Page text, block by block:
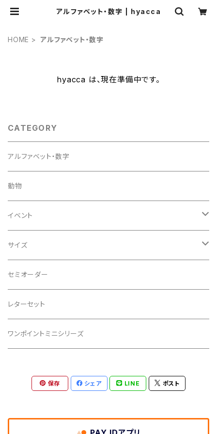
アルファベット・数字 | hyacca
HOME アルファベット・数字
hyacca は、現在準備中です。
CATEGORY
アルファベット・数字
動物
イベント
クリスマス
ウェディング
バレンタイン
バースデー
記念日
サイズ
ポストカード(15×10.5cm)
105スクエア(10.5×10.5㎝)
ハーフポストカード(10.5×7.5cm)
ミニサイズ(7cm×7cm)
その他
セミオーダー
レターセット
ワンポイントミニシリーズ
保存 シェア LINE ポスト